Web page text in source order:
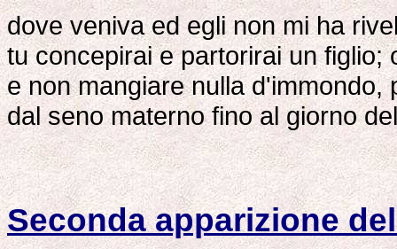
dove veniva ed egli non mi ha
tu concepirai e partorirai un
e non mangiare nulla
dal seno materno fino al giorno
Seconda apparizione